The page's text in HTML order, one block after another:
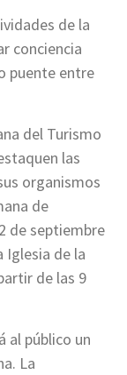
de la
conciencia
puente entre
del Turismo
las
organismos
de
de septiembre
Iglesia de la
de las 9
al público un
La